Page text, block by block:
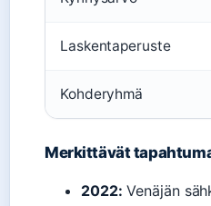
Laskentaperuste
Kohderyhmä
Merkittävät
2022: Venäjän